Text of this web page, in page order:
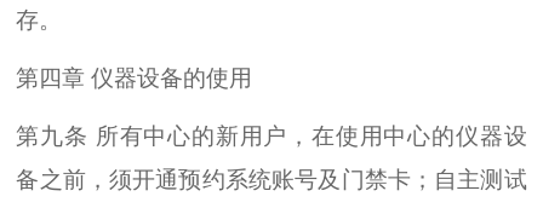
存。
第四章 仪器设备的使用
第九条 所有中心的新用户，在使用中心的仪器设
备之前，须开通预约系统账号及门禁卡；自主测试